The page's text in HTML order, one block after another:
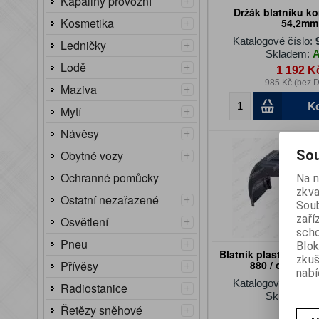
Kosmetika
+
Ledničky
+
Lodě
+
Maziva
+
Mytí
+
Návěsy
+
Obytné vozy
+
Ochranné pomůcky
Ostatní nezařazené
+
Osvětlení
+
Pneu
+
Přívěsy
+
Radiostanice
+
Řetězy sněhové
+
Držák blatníku
54,2mm
Katalogové číslo:
Skladem:
1 192
985 Kč (bez
Blatník plastový
880 / obvod
Katalogové číslo:
Skladem:
706 Kč
Na